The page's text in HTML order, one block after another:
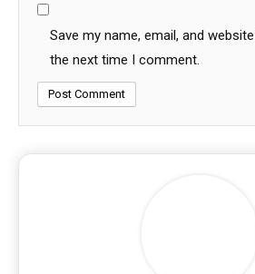
Save my name, email, and
the next time I comment.